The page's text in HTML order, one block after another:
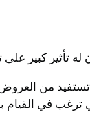
تأثير كبير
تستفيد من
ترغب في